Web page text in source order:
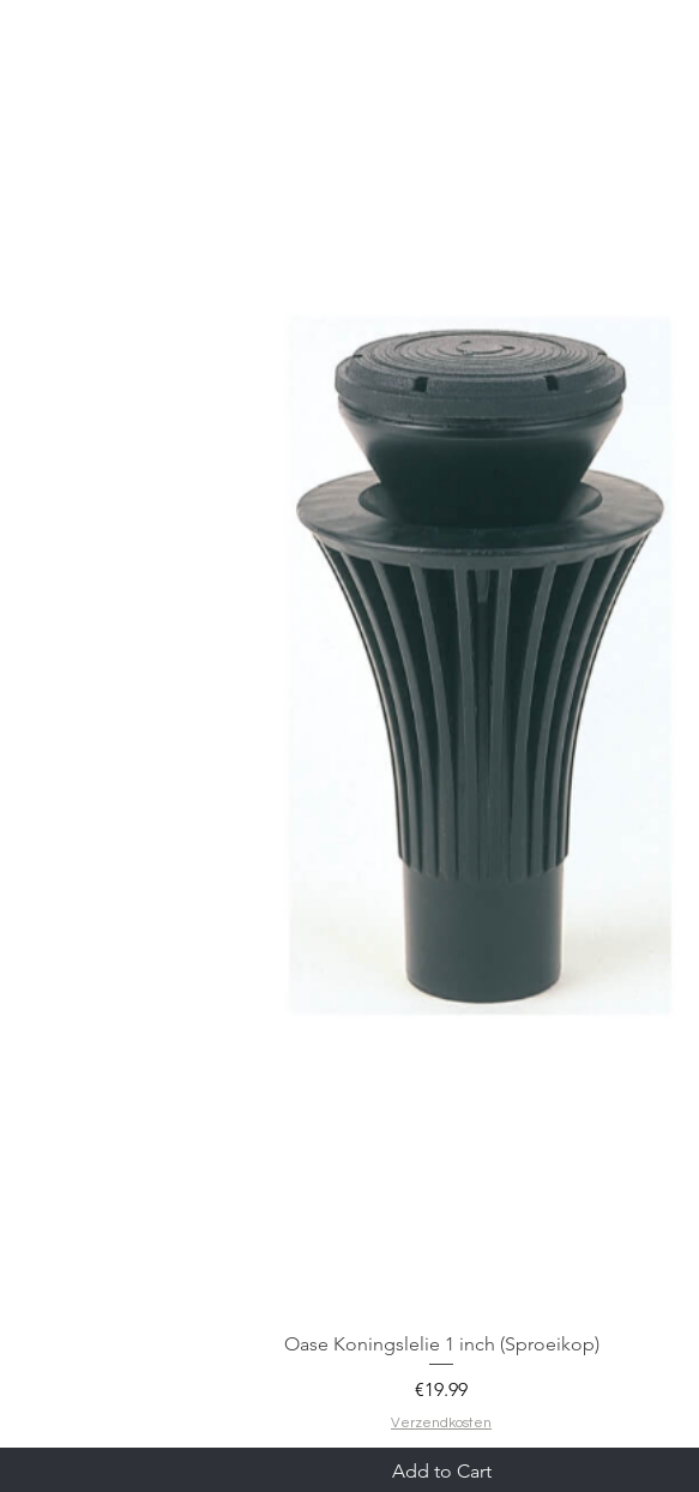
Oase Koningslelie 1 inch (Sproeikop)
Price
€19.99
Verzendkosten
Add to Cart